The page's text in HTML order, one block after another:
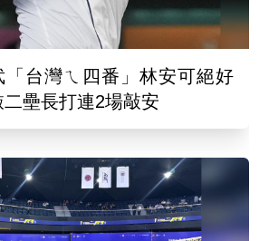
「台灣ㄟ四番」林安可絕好
壘長打連2場敲安